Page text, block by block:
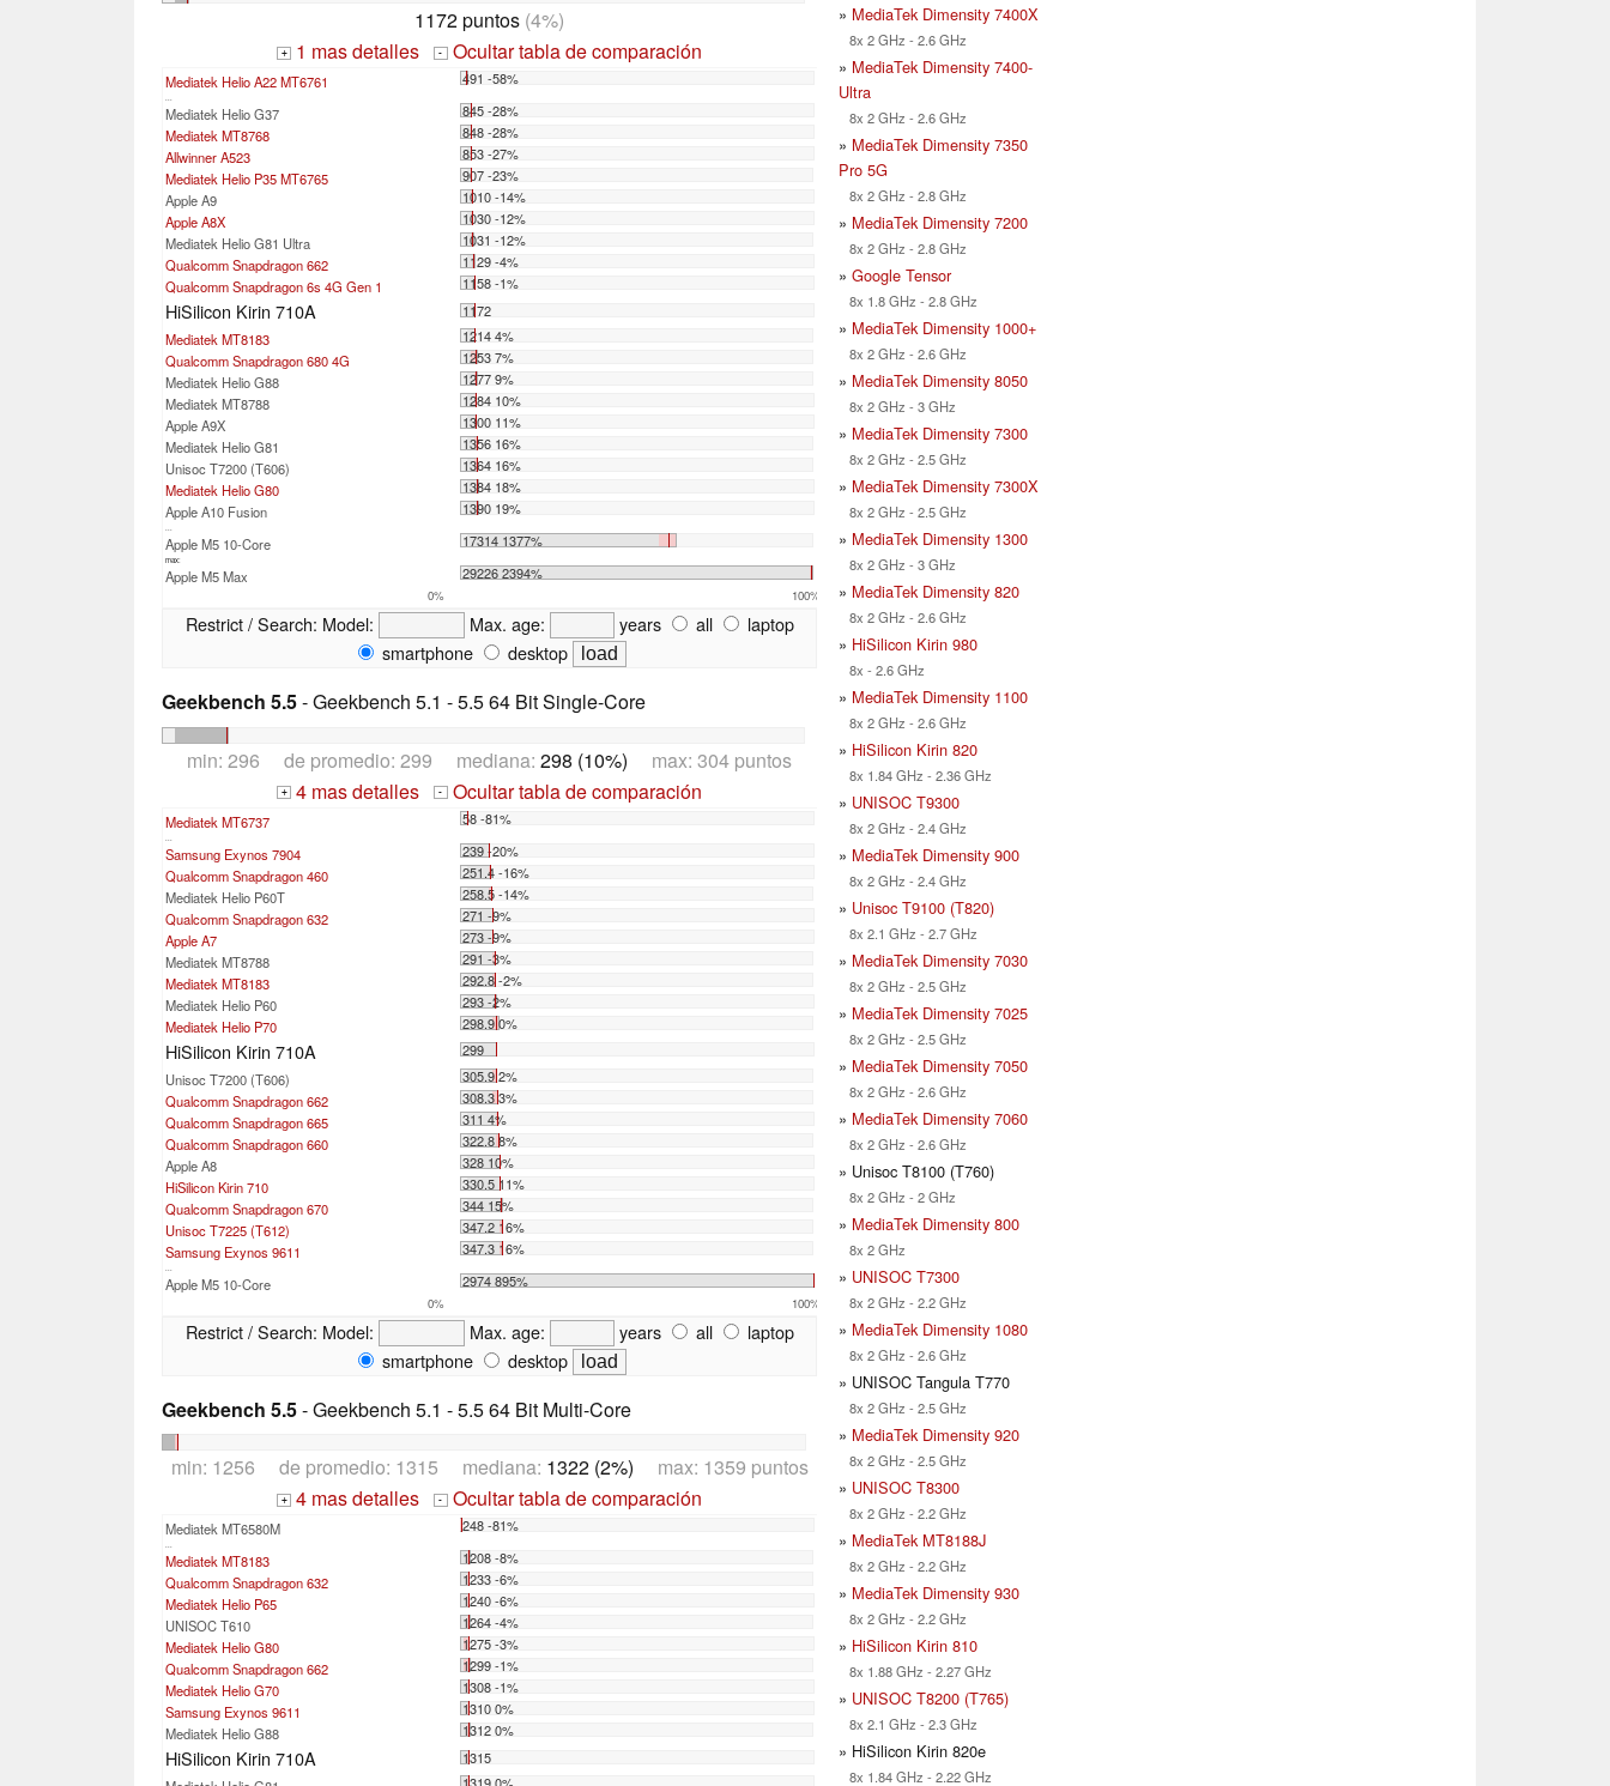
1172 puntos (4%)
+ 1 mas detalles - Ocultar tabla de comparación
Mediatek Helio A22 MT6761 491 -58%
Mediatek Helio G37
845 -28%
Mediatek MT8768
848 -28%
Allwinner A523
853 -27%
Mediatek Helio P35 MT6765
907 -23%
Apple A9
1010 -14%
Apple A8X
1030 -12%
Mediatek Helio G81 Ultra
1031 -12%
Qualcomm Snapdragon 662
1129 -4%
Qualcomm Snapdragon 6s 4G Gen 1
1158 -1%
HiSilicon Kirin 710A
1172
Mediatek MT8183
1214 4%
Qualcomm Snapdragon 680 4G
1253 7%
Mediatek Helio G88
1277 9%
Mediatek MT8788
1284 10%
Apple A9X
1300 11%
Mediatek Helio G81
1356 16%
Unisoc T7200 (T606)
1364 16%
Mediatek Helio G80
1384 18%
Apple A10 Fusion
1390 19%
Apple M5 10-Core 17314 1377%
max:
Apple M5 Max 29226 2394%
0% 100%
Restrict / Search: Model: Max. age: years all
laptop
smartphone
desktop
Geekbench 5.5- Geekbench 5.1 - 5.5 64 Bit Single-Core
min: 296 de promedio: 299 mediana: 298 (10%) max: 304 puntos
+ 4 mas detalles - Ocultar tabla de comparación
Mediatek MT6737 58 -81%
Samsung Exynos 7904
239 -20%
Qualcomm Snapdragon 460
251.4 -16%
Mediatek Helio P60T
258.5 -14%
Qualcomm Snapdragon 632
271 -9%
Apple A7
273 -9%
Mediatek MT8788
291 -3%
Mediatek MT8183
292.8 -2%
Mediatek Helio P60
293 -2%
Mediatek Helio P70
298.9 0%
HiSilicon Kirin 710A
299
Unisoc T7200 (T606)
305.9 2%
Qualcomm Snapdragon 662
308.3 3%
Qualcomm Snapdragon 665
311 4%
Qualcomm Snapdragon 660
322.8 8%
Apple A8
328 10%
HiSilicon Kirin 710
330.5 11%
Qualcomm Snapdragon 670
344 15%
Unisoc T7225 (T612)
347.2 16%
Samsung Exynos 9611
347.3 16%
Apple M5 10-Core 2974 895%
0% 100%
Restrict / Search: Model: Max. age: years all
laptop
smartphone
desktop
Geekbench 5.5- Geekbench 5.1 - 5.5 64 Bit Multi-Core
min: 1256 de promedio: 1315 mediana: 1322 (2%) max: 1359 puntos
+ 4 mas detalles - Ocultar tabla de comparación
Mediatek MT6580M 248 -81%
...
Mediatek MT8183
1208 -8%
Qualcomm Snapdragon 632
1233 -6%
Mediatek Helio P65
1240 -6%
UNISOC T610
1264 -4%
Mediatek Helio G80
1275 -3%
Qualcomm Snapdragon 662
1299 -1%
Mediatek Helio G70
1308 -1%
Samsung Exynos 9611
1310 0%
Mediatek Helio G88
1312 0%
HiSilicon Kirin 710A
1315
» MediaTek Dimensity 7400X
8x 2 GHz - 2.6 GHz
» MediaTek Dimensity 7400-
Ultra
8x 2 GHz - 2.6 GHz
» MediaTek Dimensity 7350
Pro 5G
8x 2 GHz - 2.8 GHz
» MediaTek Dimensity 7200
8x 2 GHz - 2.8 GHz
» Google Tensor
8x 1.8 GHz - 2.8 GHz
» MediaTek Dimensity 1000+
8x 2 GHz - 2.6 GHz
» MediaTek Dimensity 8050
8x 2 GHz - 3 GHz
» MediaTek Dimensity 7300
8x 2 GHz - 2.5 GHz
» MediaTek Dimensity 7300X
8x 2 GHz - 2.5 GHz
» MediaTek Dimensity 1300
8x 2 GHz - 3 GHz
» MediaTek Dimensity 820
8x 2 GHz - 2.6 GHz
» HiSilicon Kirin 980
8x - 2.6 GHz
» MediaTek Dimensity 1100
8x 2 GHz - 2.6 GHz
» HiSilicon Kirin 820
8x 1.84 GHz - 2.36 GHz
» UNISOC T9300
8x 2 GHz - 2.4 GHz
» MediaTek Dimensity 900
8x 2 GHz - 2.4 GHz
» Unisoc T9100 (T820)
8x 2.1 GHz - 2.7 GHz
» MediaTek Dimensity 7030
8x 2 GHz - 2.5 GHz
» MediaTek Dimensity 7025
8x 2 GHz - 2.5 GHz
» MediaTek Dimensity 7050
8x 2 GHz - 2.6 GHz
» MediaTek Dimensity 7060
8x 2 GHz - 2.6 GHz
» Unisoc T8100 (T760)
8x 2 GHz - 2 GHz
» MediaTek Dimensity 800
8x 2 GHz
» UNISOC T7300
8x 2 GHz - 2.2 GHz
» MediaTek Dimensity 1080
8x 2 GHz - 2.6 GHz
» UNISOC Tangula T770
8x 2 GHz - 2.5 GHz
» MediaTek Dimensity 920
8x 2 GHz - 2.5 GHz
» UNISOC T8300
8x 2 GHz - 2.2 GHz
» MediaTek MT8188J
8x 2 GHz - 2.2 GHz
» MediaTek Dimensity 930
8x 2 GHz - 2.2 GHz
» HiSilicon Kirin 810
8x 1.88 GHz - 2.27 GHz
» UNISOC T8200 (T765)
8x 2.1 GHz - 2.3 GHz
» HiSilicon Kirin 820e
8x 1.84 GHz - 2.22 GHz